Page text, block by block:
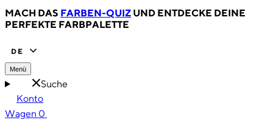
MACH DAS FARBEN-QUIZ UND ENTDECKE DEINE
PERFEKTE FARBPALETTE
DE
Menü
Suche
Konto
Wagen 0